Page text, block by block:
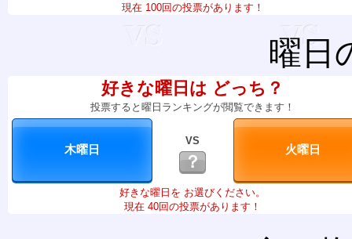
現在 100回の投票があります！
曜日
好きな曜日は どっち？
投票すると曜日ランキングが閲覧できます！
VS
？
好きな曜日を お選びください。
現在 40回の投票があります！